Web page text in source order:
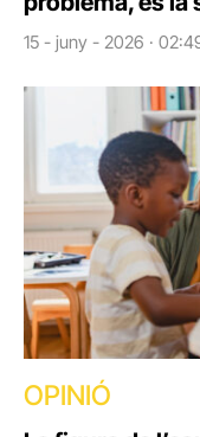
15 - juny - 2026 ·
OPINIÓ